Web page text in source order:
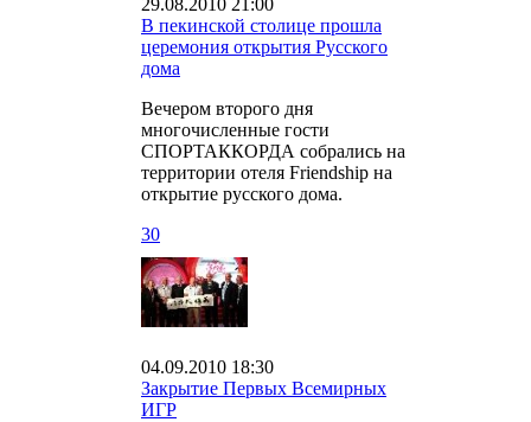
29.08.2010 21:00
В пекинской столице прошла
церемония открытия Русского
дома
Вечером второго дня
многочисленные гости
СПОРТАККОРДА собрались на
территории отеля Friendship на
открытие русского дома.
30
04.09.2010 18:30
Закрытие Первых Всемирных
ИГР